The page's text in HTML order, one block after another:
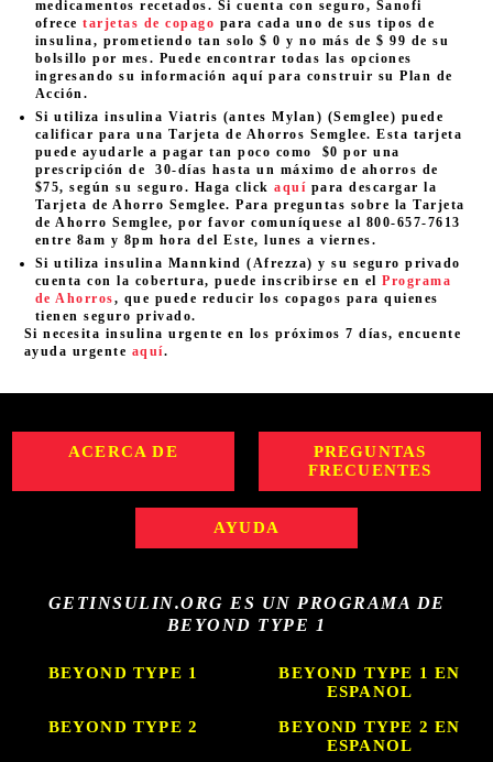
medicamentos recetados. Si cuenta con seguro, Sanofi
ofrecetarjetas de copago para cada uno de sus tipos de
insulina, prometiendo tan solo $ 0 y no más de $ 99 de su
bolsillo por mes. Puede encontrar todas las opciones
ingresando su información aquí para construir su Plan de
Acción.
Si utiliza insulina Viatris (antes Mylan) (Semglee) puede
calificar para una Tarjeta de Ahorros Semglee. Esta tarjeta
puede ayudarle a pagar tan poco como $0 por una
prescripción de 30-días hasta un máximo de ahorros de
$75, según su seguro. Haga clickaquí para descargar la
Tarjeta de Ahorro Semglee. Para preguntas sobre la Tarjeta
de Ahorro Semglee, por favor comuníquese al 800-657-7613
entre 8am y 8pm hora del Este, lunes a viernes.
Si utiliza insulina Mannkind (Afrezza) y su seguro privado
cuenta con la cobertura, puede inscribirse en elPrograma
de Ahorros, que puede reducir los copagos para quienes
tienen seguro privado.
Si necesita insulina urgente en los próximos 7 días, encuente
ayuda urgente aquí.
ACERCA DE
PREGUNTAS
FRECUENTES
AYUDA
GETINSULIN.ORG ES UN PROGRAMA DE
BEYOND TYPE 1
BEYOND TYPE 1
BEYOND TYPE 1 EN
ESPANOL
BEYOND TYPE 2
BEYOND TYPE 2 EN
ESPANOL